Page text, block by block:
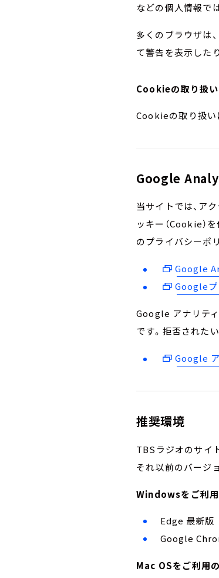
などの個人情報で
多くのブラウザは
て警告を表示した
Cookieの取り扱い
Cookieの取り扱い
Google
当サイトでは、ア
ッキー（Cookie）
のプライバシーポ
Google
Googleプ
Google アナリテ
です。拒否された
Google
推奨環境
TBSラジオのサイ
それ以前のバージ
Windowsをご利
Edge 最新版
Google
Mac OSをご利用